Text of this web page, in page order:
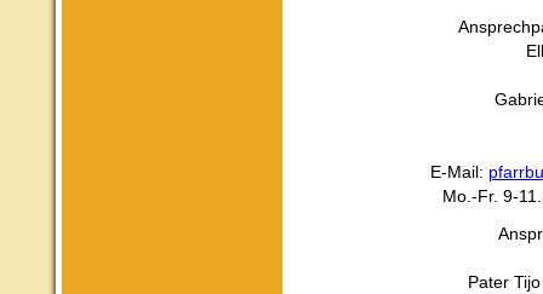
E-Mail:
Mo.-Fr. 9-
Pater